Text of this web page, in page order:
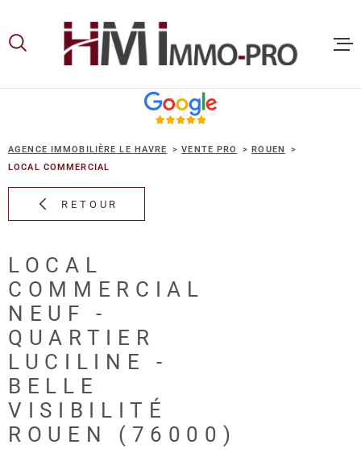
lamenu
contenu
AGENCE IMMOBILIÈRE LE HAVRE VENTE PRO
ROUEN
LOCAL COMMERCIAL
RETOUR
LOCAL
COMMERCIAL
NEUF -
QUARTIER
LUCILINE -
BELLE
VISIBILITÉ
ROUEN (76000)